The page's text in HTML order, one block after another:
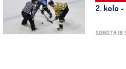
2. kolo
SOBOTA